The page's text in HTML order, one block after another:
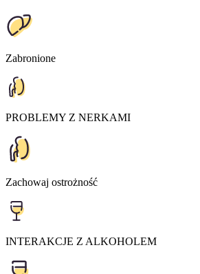
Zabronione
PROBLEMY Z NERKAMI
Zachowaj ostrożność
INTERAKCJE Z ALKOHOLEM